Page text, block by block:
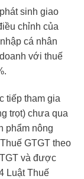
sinh giao
chỉnh của
cá nhân
với thuế
tiếp tham gia
trọt) chưa qua
phẩm nông
GTGT theo
và được
Luật Thuế